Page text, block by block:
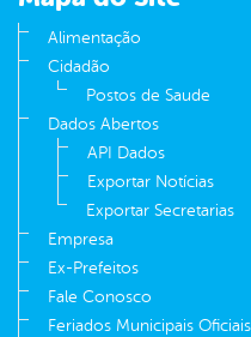
Alimentação
Cidadão
Postos de Saude
Dados Abertos
API Dados
Exportar Notícias
Exportar Secretarias
Empresa
Ex-Prefeitos
Fale Conosco
Feriados Municipais Oficiais